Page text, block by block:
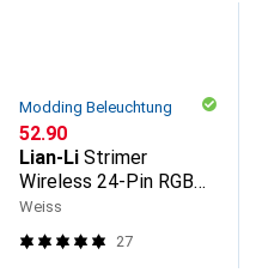
Modding Beleuchtung
CHF
52.90
Lian-Li Strimer
Wireless 24-Pin RGB
Mainboardkabel
Weiss
27